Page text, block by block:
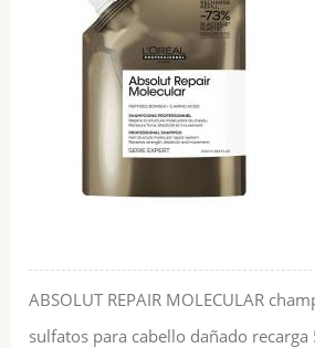
ABSOLUT REPAIR MOLECULAR
sulfatos para cabello dañado recarga